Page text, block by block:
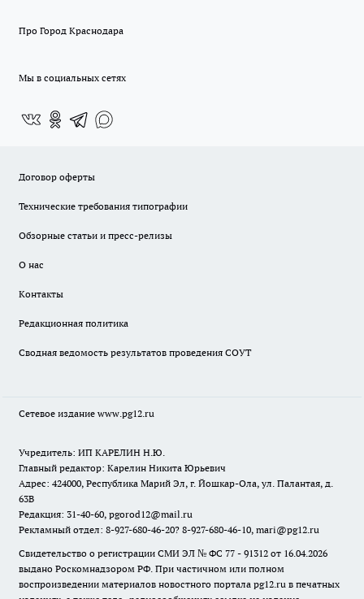
Про Город Краснодара
Мы в социальных сетях
Договор оферты
Технические требования типографии
Обзорные статьи и пресс-релизы
О нас
Контакты
Редакционная политика
Сводная ведомость результатов проведения СОУТ
Сетевое издание www.pg12.ru
Учредитель: ИП КАРЕЛИН Н.Ю.
Главный редактор: Карелин Никита Юрьевич
Адрес: 424000, Республика Марий Эл, г. Йошкар-Ола, ул. Палантая, д.
63В
Редакция: 31-40-60, pgorod12@mail.ru
Рекламный отдел: 8-927-680-46-20? 8-927-680-46-10, mari@pg12.ru
Свидетельство о регистрации СМИ ЭЛ № ФС 77 - 91312 от 16.04.2026
выдано Роскомнадзором РФ. При частичном или полном
воспроизведении материалов новостного портала pg12.ru в печатных